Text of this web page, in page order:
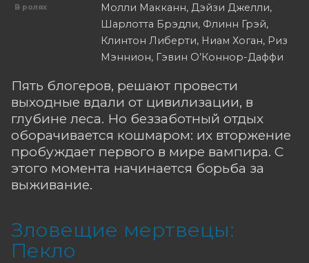
В ролях
Молли Макканн, Дэйзи Джелли,
Шарлотта Брэдли, Флинн Грэй,
Клинтон Либерти, Ниам Хоган, Риз
Мэннион, Гэвин О’Коннор-Даффи
Пять блогеров, решают провести
выходные вдали от цивилизации, в
глубине леса. Но беззаботный отдых
оборачивается кошмаром: их вторжение
пробуждает первого в мире вампира. С
этого момента начинается борьба за
выживание.
Зловещие мертвецы:
Пекло